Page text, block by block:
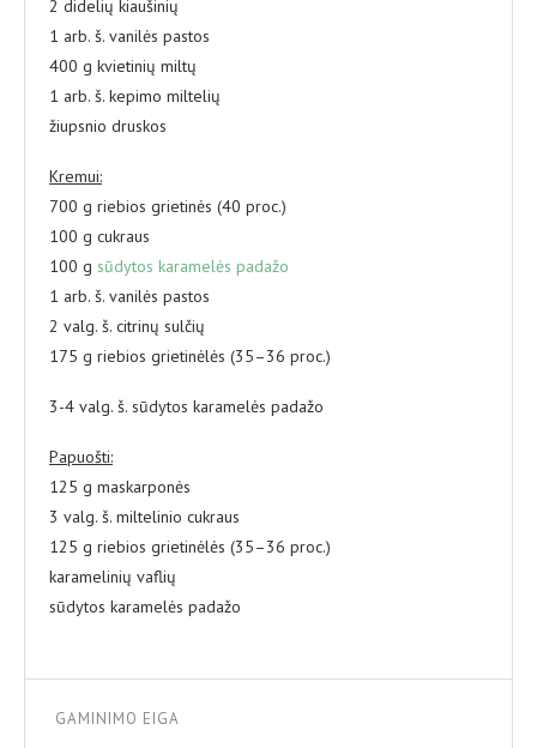
2 didelių kiaušinių
1 arb. š. vanilės pastos
400 g kvietinių miltų
1 arb. š. kepimo miltelių
žiupsnio druskos
Kremui:
700 g riebios grietinės (40 proc.)
100 g cukraus
100 g sūdytos karamelės padažo
1 arb. š. vanilės pastos
2 valg. š. citrinų sulčių
175 g riebios grietinėlės (35–36 proc.)
3-4 valg. š. sūdytos karamelės padažo
Papuošti:
125 g maskarponės
3 valg. š. miltelinio cukraus
125 g riebios grietinėlės (35–36 proc.)
karamelinių vaflių
sūdytos karamelės padažo
GAMINIMO EIGA